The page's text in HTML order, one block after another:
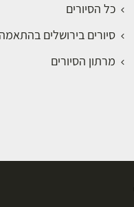
כל הסיורים
סיורים בירושלים
מרתון הסיורים